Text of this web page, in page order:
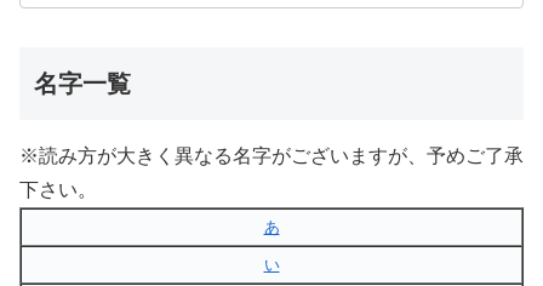
名字一覧
※読み方が大きく異なる名字がございますが、予めご了承
下さい。
あ
い